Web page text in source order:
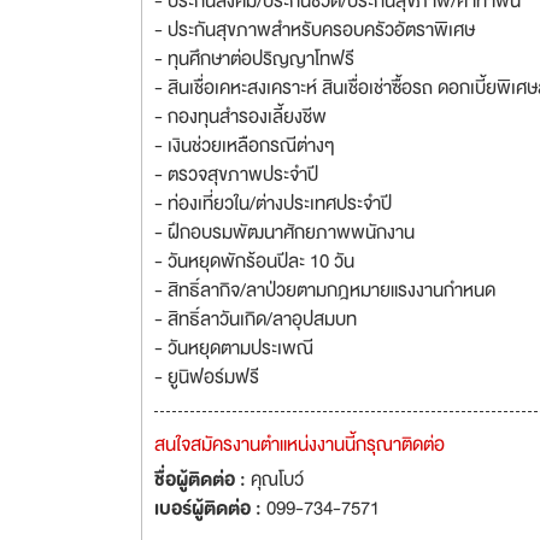
- ประกันสุขภาพสำหรับครอบครัวอัตราพิเศษ
- ทุนศึกษาต่อปริญญาโทฟรี
- สินเชื่อเคหะสงเคราะห์ สินเชื่อเช่าซื้อรถ ดอกเบี้ยพิเ
- กองทุนสำรองเลี้ยงชีพ
- เงินช่วยเหลือกรณีต่างๆ
- ตรวจสุขภาพประจำปี
- ท่องเที่ยวใน/ต่างประเทศประจำปี
- ฝึกอบรมพัฒนาศักยภาพพนักงาน
- วันหยุดพักร้อนปีละ 10 วัน
- สิทธิ์ลากิจ/ลาป่วยตามกฎหมายแรงงานกำหนด
- สิทธิ์ลาวันเกิด/ลาอุปสมบท
- วันหยุดตามประเพณี
- ยูนิฟอร์มฟรี
สนใจสมัครงานตำแหน่งงานนี้กรุณาติดต่อ
ชื่อผู้ติดต่อ :คุณโบว์
เบอร์ผู้ติดต่อ :099-734-7571